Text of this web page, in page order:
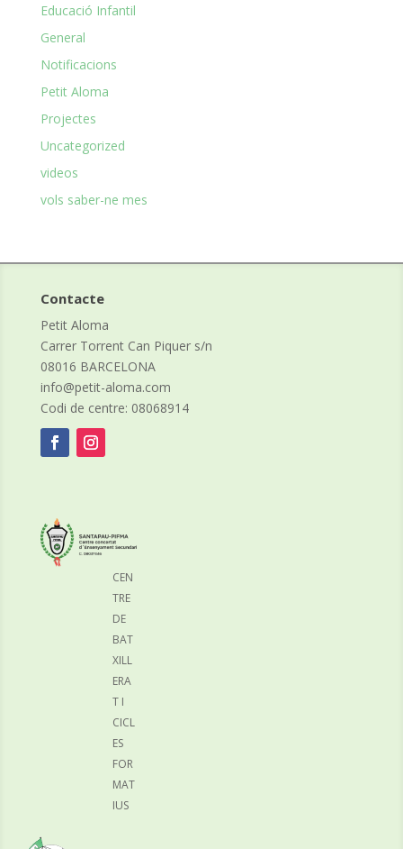
Educació Infantil
General
Notificacions
Petit Aloma
Projectes
Uncategorized
videos
vols saber-ne mes
Contacte
Petit Aloma
Carrer Torrent Can Piquer s/n
08016 BARCELONA
info@petit-aloma.com
Codi de centre: 08068914
CEN
TRE
DE
BAT
XILL
ERA
T I
CICL
ES
FOR
MAT
IUS